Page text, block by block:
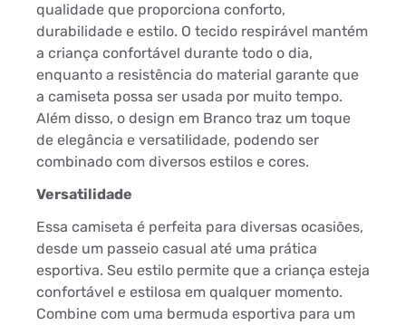
qualidade que proporciona conforto,
durabilidade e estilo. O tecido respirável mantém
a criança confortável durante todo o dia,
enquanto a resistência do material garante que
a camiseta possa ser usada por muito tempo.
Além disso, o design em Branco traz um toque
de elegância e versatilidade, podendo ser
combinado com diversos estilos e cores.
Versatilidade
Essa camiseta é perfeita para diversas ocasiões,
desde um passeio casual até uma prática
esportiva. Seu estilo permite que a criança esteja
confortável e estilosa em qualquer momento.
Combine com uma bermuda esportiva para um